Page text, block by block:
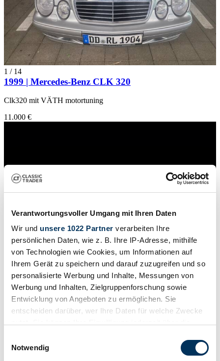
Verantwortungsvoller Umgang mit Ihren Daten
Wir und unsere 1022 Partner verarbeiten Ihre
persönlichen Daten, wie z. B. Ihre IP-Adresse, mithilfe
von Technologien wie Cookies, um Informationen auf
Ihrem Gerät zu speichern und darauf zuzugreifen und so
personalisierte Werbung und Inhalte, Messungen von
Werbung und Inhalten, Zielgruppenforschung sowie
Entwicklung von Angeboten zu ermöglichen. Sie
entscheiden darüber, wer Ihre Daten für welche Zwecke
Trigger Symbol ändern oder widerrufen
Notwendig
1 / 14
1999 | Mercedes-Benz CLK 320
Clk320 mit VÄTH motortuning
11.000 €
Privat
Baureihe
A 208
Karosserieform
Leistung (kW/PS)